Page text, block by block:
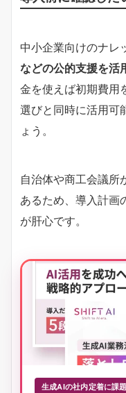
中小企業向けのナレ
などの公的支援を活
金を使えば初期費用
選びと同時に活用可
ょう。
自治体や商工会議所
あるため、導入計画
が肝心です。
生成AIの社内定着に課